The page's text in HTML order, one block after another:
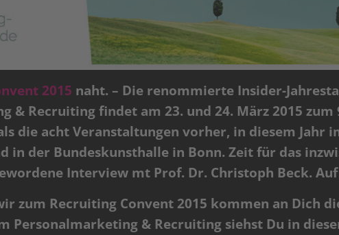
2015 naht. – Die renommierte Insider-
& Recruiting findet am 23. und 24. März 2015 zum
die acht Veranstaltungen vorher, in diesem Jahr
in der Bundeskunsthalle in Bonn. Zeit für das
Interview mt Prof. Dr. Christoph Beck. Auf
zum Recruiting Convent 2015 kommen an Dich
Personalmarketing & Recruiting siehst Du in